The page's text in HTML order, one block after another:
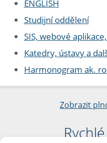
ENGLISH
Studijní oddělení
SIS, webové
Katedry, ústavy a
Harmonogram ak.
Zobrazit